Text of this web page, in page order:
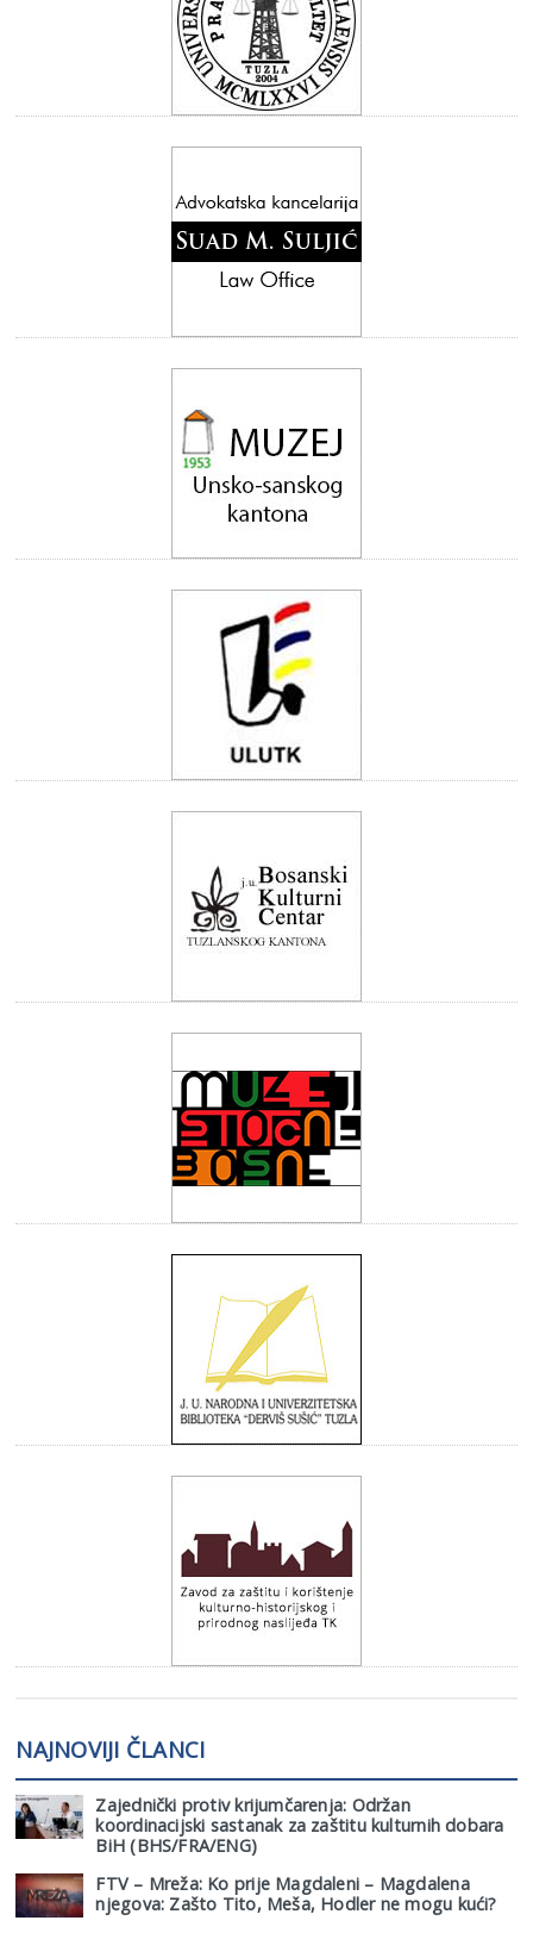
NAJNOVIJI ČLANCI
Zajednički protiv krijumčarenja: Održan
koordinacijski sastanak za zaštitu kulturnih dobara
BiH (BHS/FRA/ENG)
FTV – Mreža: Ko prije Magdaleni – Magdalena
njegova: Zašto Tito, Meša, Hodler ne mogu kući?